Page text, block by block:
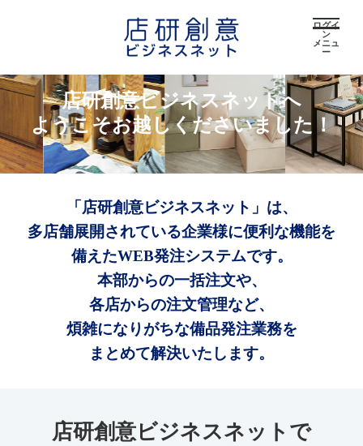
ログイ
ン
メニュ
ー
店研創意ビジネスネットへ
ようこそお越しくださいました！
「店研創意ビジネスネット」は、
多店舗展開されている企業様に便利な機能を
備えたWEB発注システムです。
本部からの一括注文や、
各店からの注文管理など、
煩雑になりがちな備品発注業務を
まとめて解決いたします。
店研創意ビジネスネットで